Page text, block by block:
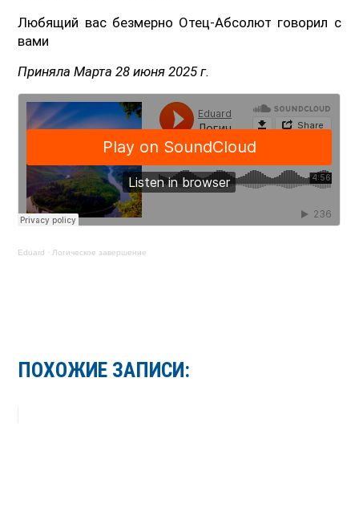
Любящий вас безмерно Отец-Абсолют говорил с
вами
Приняла Марта 28 июня 2025 г.
Eduard · Логическое завершение
ПОХОЖИЕ ЗАПИСИ: